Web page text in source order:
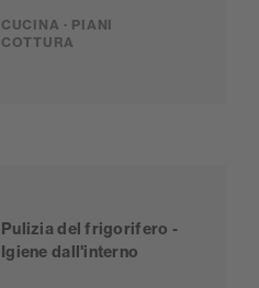
CUCINA · PIANI
COTTURA
Pulizia del frigorifero -
Igiene dall'interno